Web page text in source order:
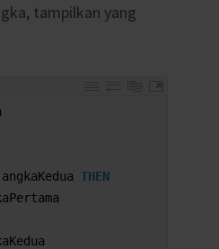
tampilkan yang
angkaKedua THEN